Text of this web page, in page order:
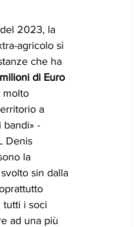
2023, la
agricolo si
che ha
di Euro
molto
a
-
Denis
la
sin dalla
tutti i soci
ad una più